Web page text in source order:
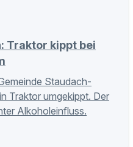
Traktor kippt bei
Staudach-
Traktor umgekippt. Der
Alkoholeinfluss.